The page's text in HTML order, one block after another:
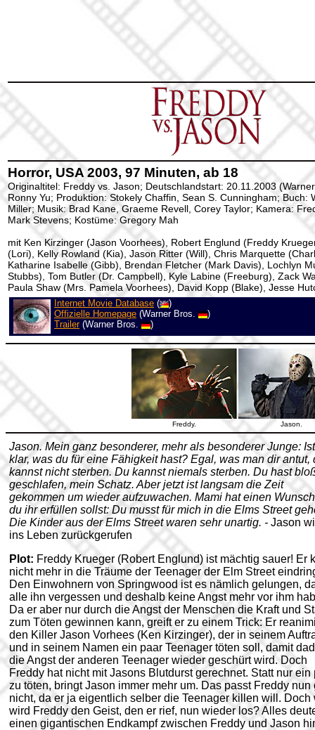
Horror, USA 2003, 97 Minuten, ab 18
Originaltitel: Freddy vs. Jason; Deutschlandstart: 20.11.2003
Ronny Yu; Produktion: Stokely Chaffin, Sean S. Cunningham; Buch:
Miller; Musik: Brad Kane, Graeme Revell, Corey Taylor; Kamera:
Mark Stevens; Kostüme: Gregory Mah
mit Ken Kirzinger (Jason Voorhees), Robert Englund (Freddy
(Lori), Kelly Rowland (Kia), Jason Ritter (Will), Chris Marquette
Katharine Isabelle (Gibb), Brendan Fletcher (Mark Davis), Lochlyn
Stubbs), Tom Butler (Dr. Campbell), Kyle Labine (Freeburg), Zack
Paula Shaw (Mrs. Pamela Voorhees), David Kopp (Blake), Jesse
Internet Movie Database (
)
Offizielle Homepage (Warner Bros.
)
Trailer(Warner Bros. )
Freddy. Jason.
Jason. Mein ganz besonderer, mehr als besonderer Junge:
klar, was du für eine Fähigkeit hast? Egal, was man dir antut,
kannst nicht sterben. Du kannst niemals sterben. Du hast
geschlafen, mein Schatz. Aber jetzt ist langsam die Zeit
gekommen um wieder aufzuwachen. Mami hat einen
du ihr erfüllen sollst: Du musst für mich in die Elms Street
Die Kinder aus der Elms Street waren sehr unartig. - Jason
ins Leben zurückgerufen
Plot: Freddy Krueger (Robert Englund) ist mächtig sauer! Er
nicht mehr in die Träume der Teenager der Elm Street
Den Einwohnern von Springwood ist es nämlich gelungen,
alle ihn vergessen und deshalb keine Angst mehr vor ihm
Da er aber nur durch die Angst der Menschen die Kraft und
zum Töten gewinnen kann, greift er zu einem Trick: Er
den Killer Jason Vorhees (Ken Kirzinger), der in seinem
und in seinem Namen ein paar Teenager töten soll, damit
die Angst der anderen Teenager wieder geschürt wird. Doch
Freddy hat nicht mit Jasons Blutdurst gerechnet. Statt nur ein
zu töten, bringt Jason immer mehr um. Das passt Freddy nun
nicht, da er ja eigentlich selber die Teenager killen will. Doch
wird Freddy den Geist, den er rief, nun wieder los? Alles
einen gigantischen Endkampf zwischen Freddy und Jason